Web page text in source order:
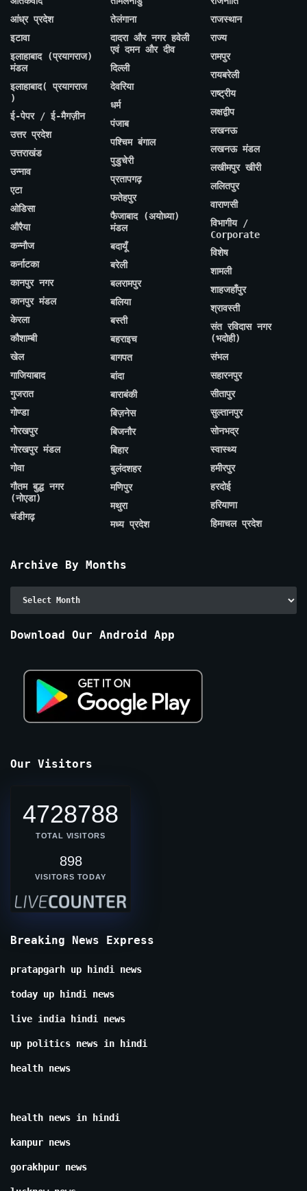
आंध्र प्रदेश
इटावा
इलाहाबाद (प्रयागराज)
मंडल
इलाहाबाद( प्रयागराज
)
ई-पेपर / ई-मैगज़ीन
उत्तर प्रदेश
उत्तराखंड
उन्नाव
एटा
ओडिसा
औरैया
कन्नौज
कर्नाटका
कानपुर नगर
कानपुर मंडल
केरला
कौशाम्बी
खेल
गाजियाबाद
गुजरात
गोण्डा
गोरखपुर
गोरखपुर मंडल
गोवा
गौतम बुद्ध नगर
(नोएडा)
चंडीगढ़
तेलंगाना
दादरा और नगर हवेली
एवं दमन और दीव
दिल्ली
देवरिया
धर्म
पंजाब
पश्चिम बंगाल
पुडुचेरी
प्रतापगढ़
फतेहपुर
फैजाबाद (अयोध्या)
मंडल
बदायूँ
बरेली
बलरामपुर
बलिया
बस्ती
बहराइच
बागपत
बांदा
बाराबंकी
बिज़नेस
बिजनौर
बिहार
बुलंदशहर
मणिपुर
मथुरा
मध्य प्रदेश
राजस्थान
राज्य
रामपुर
रायबरेली
राष्ट्रीय
लक्षद्वीप
लखनऊ
लखनऊ मंडल
लखीमपुर खीरी
ललितपुर
वाराणसी
विभागीय /
Corporate
विशेष
शामली
शाहजहाँपुर
श्रावस्ती
संत रविदास नगर
(भदोही)
संभल
सहारनपुर
सीतापुर
सुल्तानपुर
सोनभद्र
स्वास्थ्य
हमीरपुर
हरदोई
हरियाणा
हिमाचल प्रदेश
Archive By Months
Download Our Android App
Our Visitors
4728788
TOTAL VISITORS
898
VISITORS TODAY
Breaking News Express
pratapgarh up hindi news
today up hindi news
live india hindi news
up politics news in hindi
health news
health news in hindi
kanpur news
gorakhpur news